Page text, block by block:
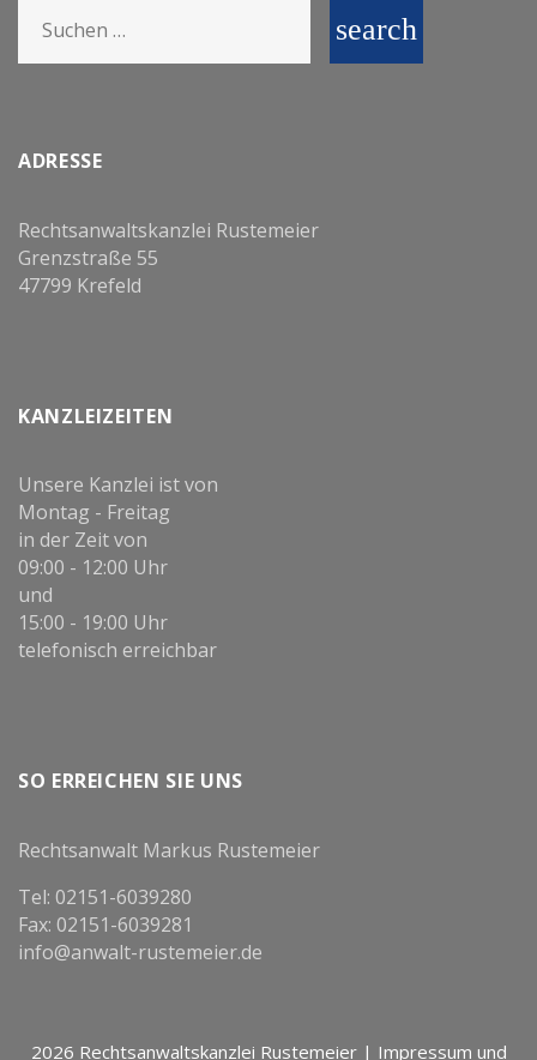
search
ADRESSE
Rechtsanwaltskanzlei Rustemeier
Grenzstraße 55
47799 Krefeld
KANZLEIZEITEN
Unsere Kanzlei ist von
Montag - Freitag
in der Zeit von
09:00 - 12:00 Uhr
und
15:00 - 19:00 Uhr
telefonisch erreichbar
SO ERREICHEN SIE UNS
Rechtsanwalt Markus Rustemeier
Tel: 02151-6039280
Fax: 02151-6039281
info@anwalt-rustemeier.de
2026 Rechtsanwaltskanzlei Rustemeier | Impressum und